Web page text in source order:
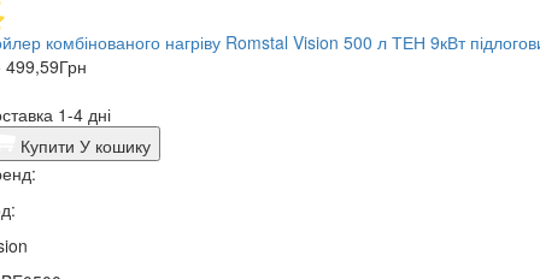
комбінованого нагріву Romstal Vision 500 л ТЕН 9кВт
499,59Грн
1-4 дні
Купити У кошику